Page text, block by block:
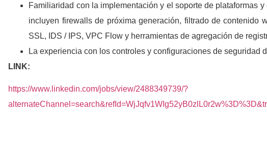
Familiaridad con la implementación y el soporte de plataformas
incluyen firewalls de próxima generación, filtrado de contenido
SSL, IDS / IPS, VPC Flow y herramientas de agregación de
La experiencia con los controles y configuraciones de seguridad
LINK:
https://www.linkedin.com/jobs/view/2488349739/?